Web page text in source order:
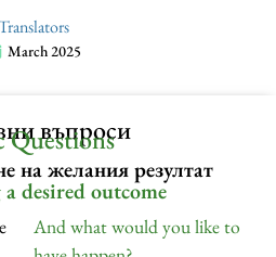
March 2025
въпроси
Questions
на желания резултат
desired outcome
And what would you like to